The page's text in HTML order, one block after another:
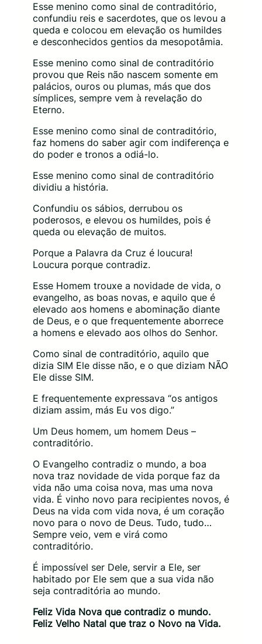
Esse menino como sinal de contraditório,
confundiu reis e sacerdotes, que os levou a
queda e colocou em elevação os humildes
e desconhecidos gentios da mesopotâmia.
Esse menino como sinal de contraditório
provou que Reis não nascem somente em
palácios, ouros ou plumas, más que dos
símplices, sempre vem à revelação do
Eterno.
Esse menino como sinal de contraditório,
faz homens do saber agir com indiferença e
do poder e tronos a odiá-lo.
Esse menino como sinal de contraditório
dividiu a história.
Confundiu os sábios, derrubou os
poderosos, e elevou os humildes, pois é
queda ou elevação de muitos.
Porque a Palavra da Cruz é loucura!
Loucura porque contradiz.
Esse Homem trouxe a novidade de vida, o
evangelho, as boas novas, e aquilo que é
elevado aos homens e abominação diante
de Deus, e o que frequentemente aborrece
a homens e elevado aos olhos do Senhor.
Como sinal de contraditório, aquilo que
dizia SIM Ele disse não, e o que diziam NÃO
Ele disse SIM.
E frequentemente expressava “os antigos
diziam assim, más Eu vos digo.”
Um Deus homem, um homem Deus –
contraditório.
O Evangelho contradiz o mundo, a boa
nova traz novidade de vida porque faz da
vida não uma coisa nova, mas uma nova
vida. É vinho novo para recipientes novos, é
Deus na vida com vida nova, é um coração
novo para o novo de Deus. Tudo, tudo…
Sempre veio, vem e virá como
contraditório.
É impossível ser Dele, servir a Ele, ser
habitado por Ele sem que a sua vida não
seja contraditória ao mundo.
Feliz Vida Nova que contradiz o mundo.
Feliz Velho Natal que traz o Novo na Vida.